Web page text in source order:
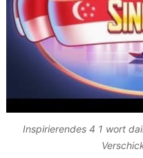
Inspirierendes 4 1 wort